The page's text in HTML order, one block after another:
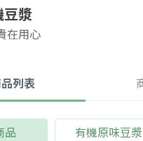
豆漿
在用心
列表
品 有機原味豆漿